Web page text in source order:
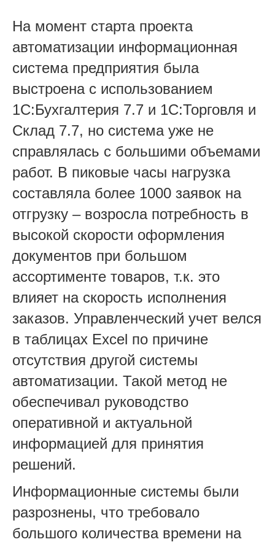
На момент старта проекта
автоматизации информационная
система предприятия была
выстроена с использованием
1С:Бухгалтерия 7.7 и 1С:Торговля и
Склад 7.7, но система уже не
справлялась с большими объемами
работ. В пиковые часы нагрузка
составляла более 1000 заявок на
отгрузку – возросла потребность в
высокой скорости оформления
документов при большом
ассортименте товаров, т.к. это
влияет на скорость исполнения
заказов. Управленческий учет велся
в таблицах Excel по причине
отсутствия другой системы
автоматизации. Такой метод не
обеспечивал руководство
оперативной и актуальной
информацией для принятия
решений.
Информационные системы были
разрознены, что требовало
большого количества времени на